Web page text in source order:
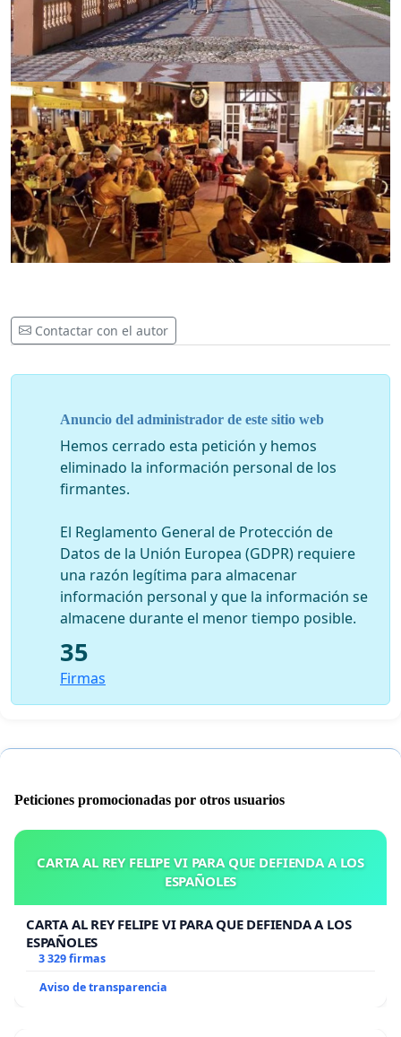
Contactar con el autor
Anuncio del administrador de este sitio web
Hemos cerrado esta petición y hemos
eliminado la información personal de los
firmantes.
El Reglamento General de Protección de
Datos de la Unión Europea (GDPR) requiere
una razón legítima para almacenar
información personal y que la información se
almacene durante el menor tiempo posible.
35
Firmas
Peticiones promocionadas por otros usuarios
CARTA AL REY FELIPE VI PARA QUE DEFIENDA A LOS
ESPAÑOLES
CARTA AL REY FELIPE VI PARA QUE DEFIENDA A LOS
ESPAÑOLES
3 329 firmas
Aviso de transparencia